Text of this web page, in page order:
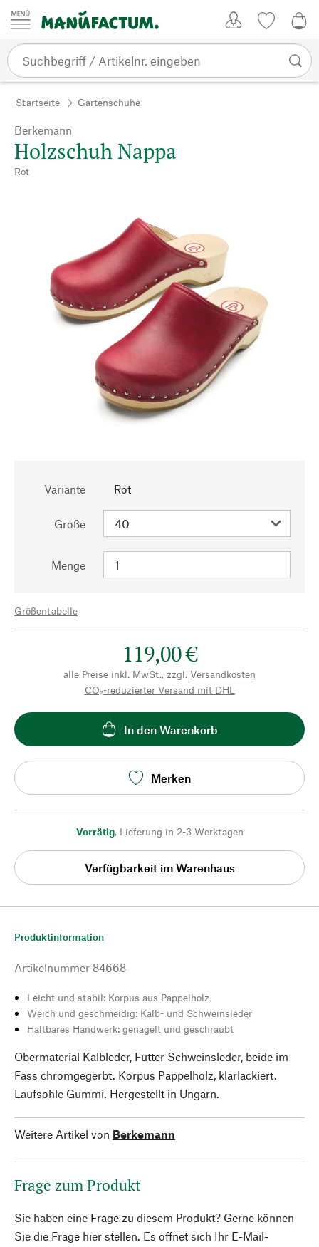
Zum Inhalt springen
Startseite Gartenschuhe
Berkemann
Holzschuh Nappa
Rot
Variante Rot
Größe
Menge
Größentabelle
119,00 €
alle Preise inkl. MwSt., zzgl. Versandkosten
CO₂-reduzierter Versand mit DHL
In den Warenkorb
Merken
Vorrätig, Lieferung in 2-3 Werktagen
Verfügbarkeit im Warenhaus
Produktinformation
Artikelnummer 84668
Leicht und stabil: Korpus aus Pappelholz
Weich und geschmeidig: Kalb- und Schweinsleder
Haltbares Handwerk: genagelt und geschraubt
Obermaterial Kalbleder, Futter Schweinsleder, beide im
Fass chromgegerbt. Korpus Pappelholz, klarlackiert.
Laufsohle Gummi. Hergestellt in Ungarn.
Weitere Artikel von Berkemann
Frage zum Produkt
Sie haben eine Frage zu diesem Produkt? Gerne können
Sie die Frage hier stellen. Es öffnet sich Ihr E-Mail-